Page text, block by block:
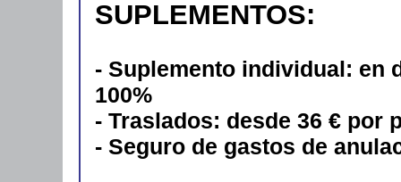
SUPLEMENTOS:
- Suplemento individual: en
100%
- Traslados: desde 36 € por
- Seguro de gastos de